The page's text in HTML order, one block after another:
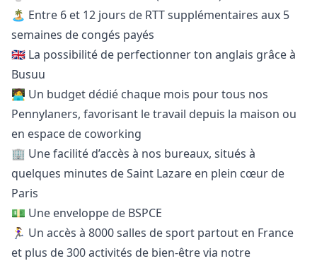
🏝 Entre 6 et 12 jours de RTT supplémentaires aux 5
semaines de congés payés
🇬🇧 La possibilité de perfectionner ton anglais grâce à
Busuu
🧑‍💻 Un budget dédié chaque mois pour tous nos
Pennylaners, favorisant le travail depuis la maison ou
en espace de coworking
🏢 Une facilité d’accès à nos bureaux, situés à
quelques minutes de Saint Lazare en plein cœur de
Paris
💵 Une enveloppe de BSPCE
🏃‍♀️ Un accès à 8000 salles de sport partout en France
et plus de 300 activités de bien-être via notre